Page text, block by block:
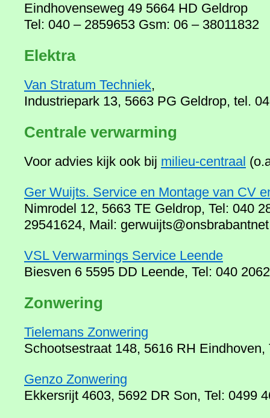
Eindhovenseweg 49 5664 HD Geldrop
Tel: 040 – 2859653 Gsm: 06 – 38011832
Elektra
Van Stratum Techniek,
Industriepark 13, 5663 PG Geldrop, tel.
Centrale verwarming
Voor advies kijk ook bij milieu-centraal
Ger Wuijts. Service en Montage van CV
Nimrodel 12, 5663 TE Geldrop, Tel: 040
29541624, Mail:
VSL Verwarmings Service Leende
Biesven 6 5595 DD Leende, Tel: 040
Zonwering
Tielemans Zonwering
Schootsestraat 148, 5616 RH Eindhoven,
Genzo Zonwering
Ekkersrijt 4603, 5692 DR Son, Tel: 0499